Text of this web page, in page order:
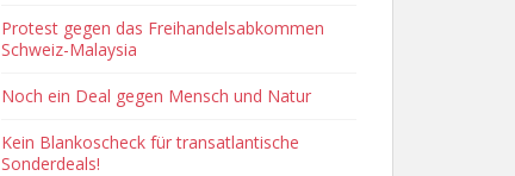
Protest gegen das Freihandelsabkommen
Schweiz-Malaysia
Noch ein Deal gegen Mensch und Natur
Kein Blankoscheck für transatlantische
Sonderdeals!